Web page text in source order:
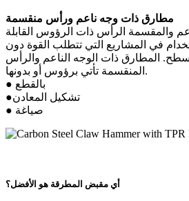
مطارق ذات وجه ناعم ورأس منقسمة
والمقسمة الرأس ذات الرؤوس القابلة
في المشاريع التي تتطلب القوة دون
المطارق ذات الوجه الناعم والرأس
المنقسمة تأتي برؤوس أو بدونها.
● بالقطع
●تشكيل المعادن
● صياغة
أي مقبض المطرقة هو الأفضل؟